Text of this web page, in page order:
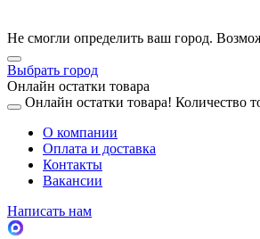
Не смогли определить ваш город.
Выбрать город
Онлайн остатки товара
Онлайн остатки товара! Количество
О компании
Оплата и доставка
Контакты
Вакансии
Написать нам